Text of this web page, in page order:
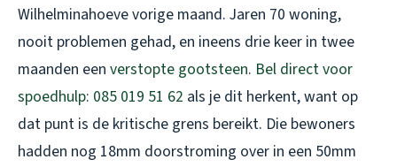
Wilhelminahoeve vorige maand. Jaren 70 woning,
nooit problemen gehad, en ineens drie keer in twee
maanden een verstopte gootsteen. Bel direct voor
spoedhulp: 085 019 51 62 als je dit herkent, want op
dat punt is de kritische grens bereikt. Die bewoners
hadden nog 18mm doorstroming over in een 50mm